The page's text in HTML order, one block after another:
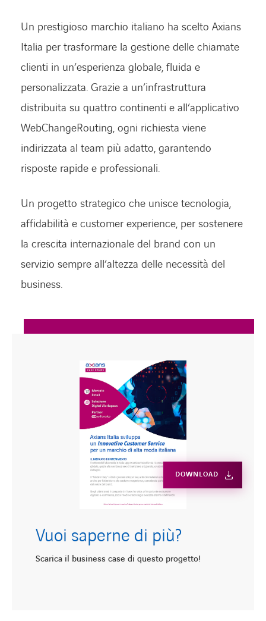
Un prestigioso marchio italiano ha scelto Axians
Italia per trasformare la gestione delle chiamate
clienti in un’esperienza globale, fluida e
personalizzata. Grazie a un’infrastruttura
distribuita su quattro continenti e all’applicativo
WebChangeRouting, ogni richiesta viene
indirizzata al team più adatto, garantendo
risposte rapide e professionali.
Un progetto strategico che unisce tecnologia,
affidabilità e customer experience, per sostenere
la crescita internazionale del brand con un
servizio sempre all’altezza delle necessità del
business.
Vuoi saperne di più?
Scarica il business case di questo progetto!
DOWNLOAD